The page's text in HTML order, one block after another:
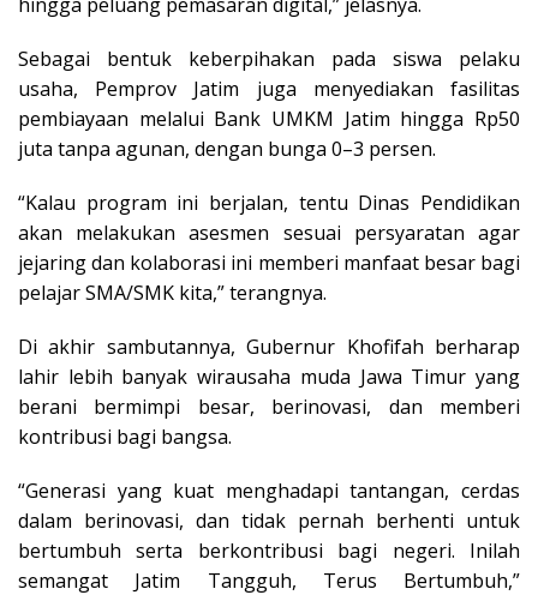
Sebagai bentuk keberpihakan pada siswa pelaku
usaha, Pemprov Jatim juga menyediakan fasilitas
pembiayaan melalui Bank UMKM Jatim hingga Rp50
juta tanpa agunan, dengan bunga 0–3 persen.
“Kalau program ini berjalan, tentu Dinas Pendidikan
akan melakukan asesmen sesuai persyaratan agar
jejaring dan kolaborasi ini memberi manfaat besar bagi
pelajar SMA/SMK kita,” terangnya.
Di akhir sambutannya, Gubernur Khofifah berharap
lahir lebih banyak wirausaha muda Jawa Timur yang
berani bermimpi besar, berinovasi, dan memberi
kontribusi bagi bangsa.
“Generasi yang kuat menghadapi tantangan, cerdas
dalam berinovasi, dan tidak pernah berhenti untuk
bertumbuh serta berkontribusi bagi negeri. Inilah
semangat Jatim Tangguh, Terus Bertumbuh,”